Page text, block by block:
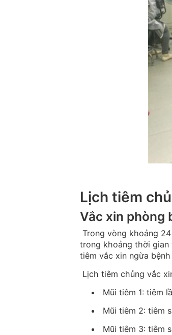
Lịch tiêm
Vắc xin phòng
Trong vòng khoảng
trong khoảng thời
tiêm vắc xin ngừa
Lịch tiêm chủng vắc
Mũi tiêm 1: tiêm
Mũi tiêm 2: tiêm
Mũi tiêm 3: tiêm